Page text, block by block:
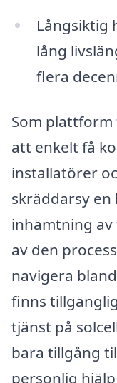
Långsiktig
lång
flera
Som plattform
att enkelt få
installatörer
skräddarsy
inhämtning
av den
navigera
finns
tjänst på
bara tillgång
personlig